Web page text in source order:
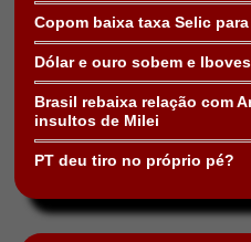
Copom baixa taxa Selic
Dólar e ouro sobem e
Brasil rebaixa relação com
insultos de Milei
PT deu tiro no próprio pé?